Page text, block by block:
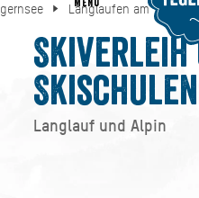
Langlaufen am
Skiverleih
Skischulen
Langlauf und Alpin
Langlaufen am
MENU